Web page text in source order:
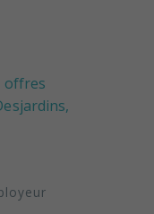
offres